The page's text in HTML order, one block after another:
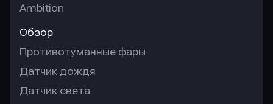
Ambition
Обзор
Противотуманные фары
Датчик дождя
Датчик света